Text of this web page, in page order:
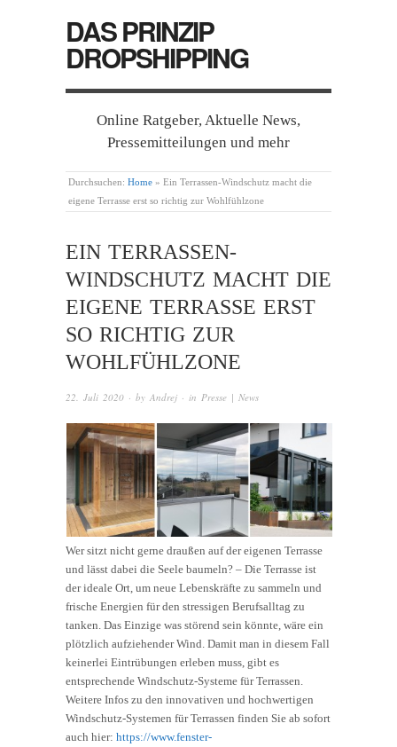
DAS PRINZIP
DROPSHIPPING
Online Ratgeber, Aktuelle News,
Pressemitteilungen und mehr
Durchsuchen: Home » Ein Terrassen-Windschutz macht die
eigene Terrasse erst so richtig zur Wohlfühlzone
EIN TERRASSEN-
WINDSCHUTZ MACHT DIE
EIGENE TERRASSE ERST
SO RICHTIG ZUR
WOHLFÜHLZONE
22. Juli 2020 · by Andrej · in Presse | News
Wer sitzt nicht gerne draußen auf der eigenen Terrasse
und lässt dabei die Seele baumeln? – Die Terrasse ist
der ideale Ort, um neue Lebenskräfte zu sammeln und
frische Energien für den stressigen Berufsalltag zu
tanken. Das Einzige was störend sein könnte, wäre ein
plötzlich aufziehender Wind. Damit man in diesem Fall
keinerlei Eintrübungen erleben muss, gibt es
entsprechende Windschutz-Systeme für Terrassen.
Weitere Infos zu den innovativen und hochwertigen
Windschutz-Systemen für Terrassen finden Sie ab sofort
auch hier: https://www.fenster-